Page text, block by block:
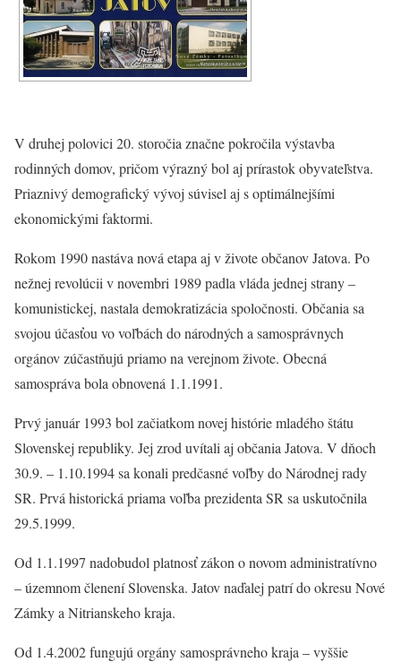
V druhej polovici 20. storočia značne pokročila výstavba
rodinných domov, pričom výrazný bol aj prírastok obyvateľstva.
Priaznivý demografický vývoj súvisel aj s optimálnejšími
ekonomickými faktormi.
Rokom 1990 nastáva nová etapa aj v živote občanov Jatova. Po
nežnej revolúcii v novembri 1989 padla vláda jednej strany –
komunistickej, nastala demokratizácia spoločnosti. Občania sa
svojou účasťou vo voľbách do národných a samosprávnych
orgánov zúčastňujú priamo na verejnom živote. Obecná
samospráva bola obnovená 1.1.1991.
Prvý január 1993 bol začiatkom novej histórie mladého štátu
Slovenskej republiky. Jej zrod uvítali aj občania Jatova. V dňoch
30.9. – 1.10.1994 sa konali predčasné voľby do Národnej rady
SR. Prvá historická priama voľba prezidenta SR sa uskutočnila
29.5.1999.
Od 1.1.1997 nadobudol platnosť zákon o novom administratívno
– územnom členení Slovenska. Jatov naďalej patrí do okresu Nové
Zámky a Nitrianskeho kraja.
Od 1.4.2002 fungujú orgány samosprávneho kraja – vyššie